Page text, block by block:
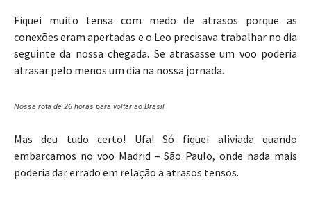
Fiquei muito tensa com medo de atrasos porque as
conexões eram apertadas e o Leo precisava trabalhar no dia
seguinte da nossa chegada. Se atrasasse um voo poderia
atrasar pelo menos um dia na nossa jornada.
Nossa rota de 26 horas para voltar ao Brasil
Mas deu tudo certo! Ufa! Só fiquei aliviada quando
embarcamos no voo Madrid – São Paulo, onde nada mais
poderia dar errado em relação a atrasos tensos.